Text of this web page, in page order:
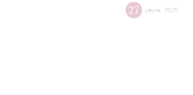
27 июля 2025